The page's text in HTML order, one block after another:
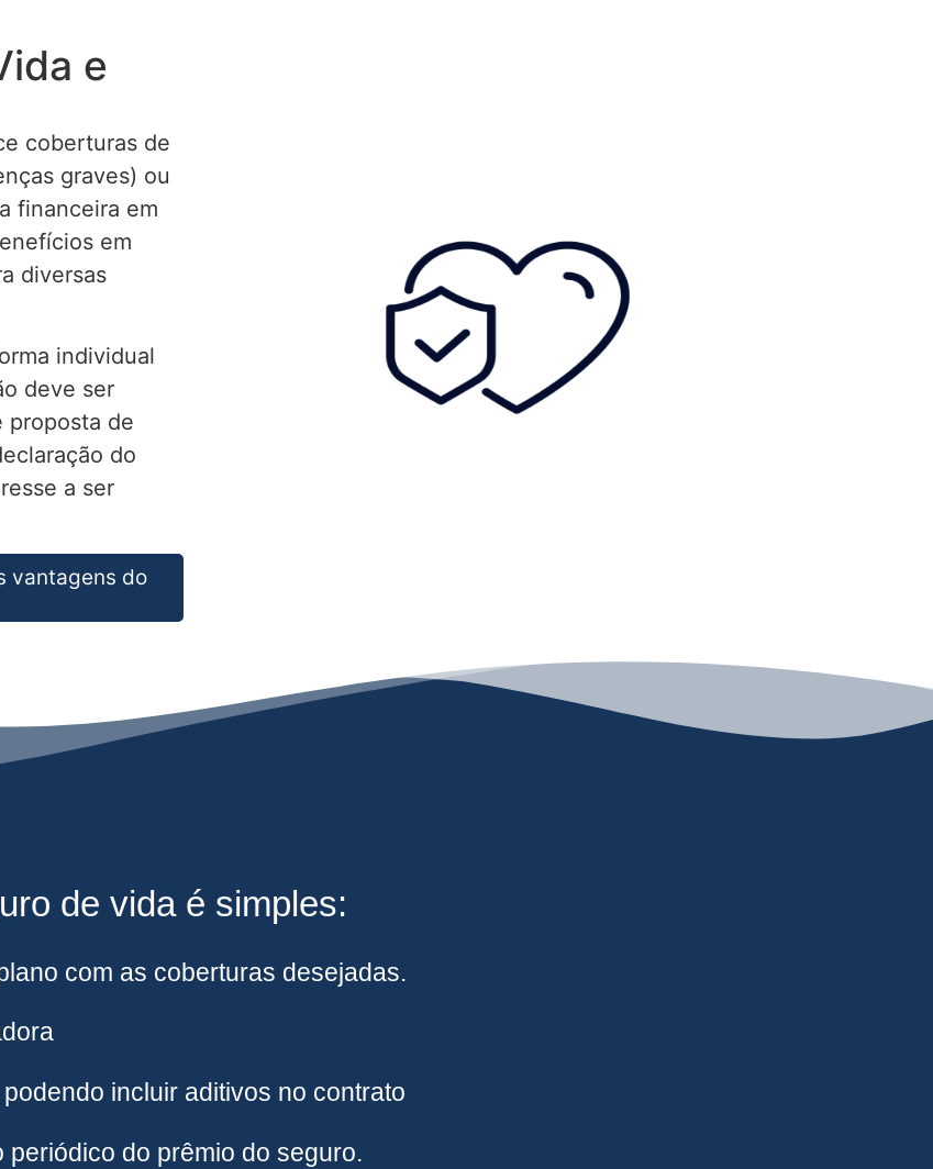
e
coberturas de
graves) ou
financeira em
em
diversas
individual
deve ser
proposta de
do
a ser
vantagens do
de vida é simples:
com as coberturas desejadas.
incluir aditivos no contrato
do prêmio do seguro.